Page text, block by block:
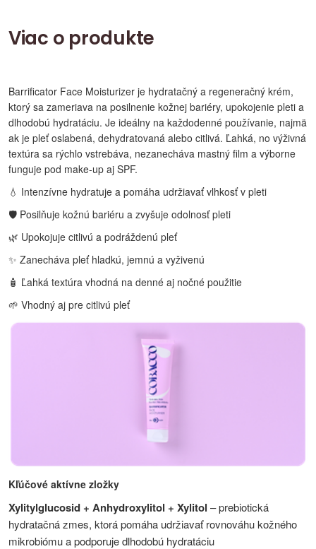
Viac o produkte
Barrificator Face Moisturizer je hydratačný a regeneračný krém,
ktorý sa zameriava na posilnenie kožnej bariéry, upokojenie pleti a
dlhodobú hydratáciu. Je ideálny na každodenné používanie, najmä
ak je pleť oslabená, dehydratovaná alebo citlivá. Ľahká, no výživná
textúra sa rýchlo vstrebáva, nezanecháva mastný film a výborne
funguje pod make-up aj SPF.
💧 Intenzívne hydratuje a pomáha udržiavať vlhkosť v pleti
🛡️ Posilňuje kožnú bariéru a zvyšuje odolnosť pleti
🌿 Upokojuje citlivú a podráždenú pleť
✨ Zanecháva pleť hladkú, jemnú a vyživenú
🧴 Ľahká textúra vhodná na denné aj nočné použitie
🌱 Vhodný aj pre citlivú pleť
Kľúčové aktívne zložky
Xylitylglucosid + Anhydroxylitol + Xylitol – prebiotická
hydratačná zmes, ktorá pomáha udržiavať rovnováhu kožného
mikrobiómu a podporuje dlhodobú hydratáciu